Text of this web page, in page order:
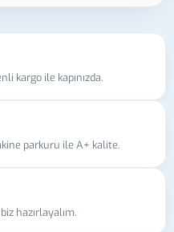
kargo ile kapınızda.
parkuru ile A+ kalite.
hazırlayalım.